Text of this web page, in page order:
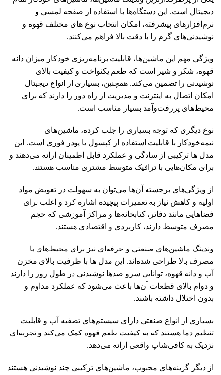
دیجیتال است. این دستگاه‌ها با استفاده از صفحه لمسی و
نرم‌افزارهای پیشرفته، امکان انتخاب نوع های مختلف قهوه و
نوشیدنی‌های گرم را با دقت بالا فراهم می‌کنند.
ویژگی مهم این ماشین‌ها، قابلیت برنامه‌ریزی خودکار میزان دانه
قهوه، شکر و شیر است که طعم یکنواخت و کیفیت بالای
نوشیدنی را تضمین می‌کند. همچنین، بسیاری از انواع دیجیتال
امکان اتصال به اینترنت و مدیریت از راه دور را دارند که برای
محیط‌های پررفت‌وآمد بسیار مناسب است.
نوع دیگری که توجه بسیاری را جلب کرده، ماشین‌های
نیمه‌خودکار با قابلیت استفاده از کپسول یا پودر فوری است. این
مدل ها ترکیبی از سادگی و عملکرد قابل اطمینان ارائه می‌دهند و
برای مکان‌هایی با ترافیک متوسط مشتری مناسب هستند.
از ویژگی‌های برجسته آن‌ها می‌توان به سهولت در تعویض مواد
اولیه و کاهش نیاز به تعمیرات پیچیده اشاره کرد و اغلب برای
فضاهایی مانند دفاتر، کتابخانه‌ها و مراکز آموزشی که حجم
مصرف متوسط دارند، کاربردی و اقتصادی هستند.
وندینگ ماشین‌های صنعتی و حرفه‌ای نیز برای محیط‌های با
مصرف بالا طراحی شده‌اند. این مدل ها با ظرفیت بالای مخزن
آب و دانه قهوه، توانایی سرو صدها نوشیدنی در طول روز را دارند
و دوام بالای قطعات آن‌ها باعث می‌شود که عملکرد مداوم و
بدون اختلال داشته باشند.
بسیاری از انواع صنعتی دارای سیستم‌های تصفیه آب و قابلیت
تنظیم دما هستند که به کیفیت طعم قهوه کمک می‌کند و تجربه‌ای
نزدیک به کافی‌شاپ واقعی ارائه می‌دهد.
از دیگر گزینه‌های محبوب، ماشین‌های ترکیبی چند نوشیدنی هستند